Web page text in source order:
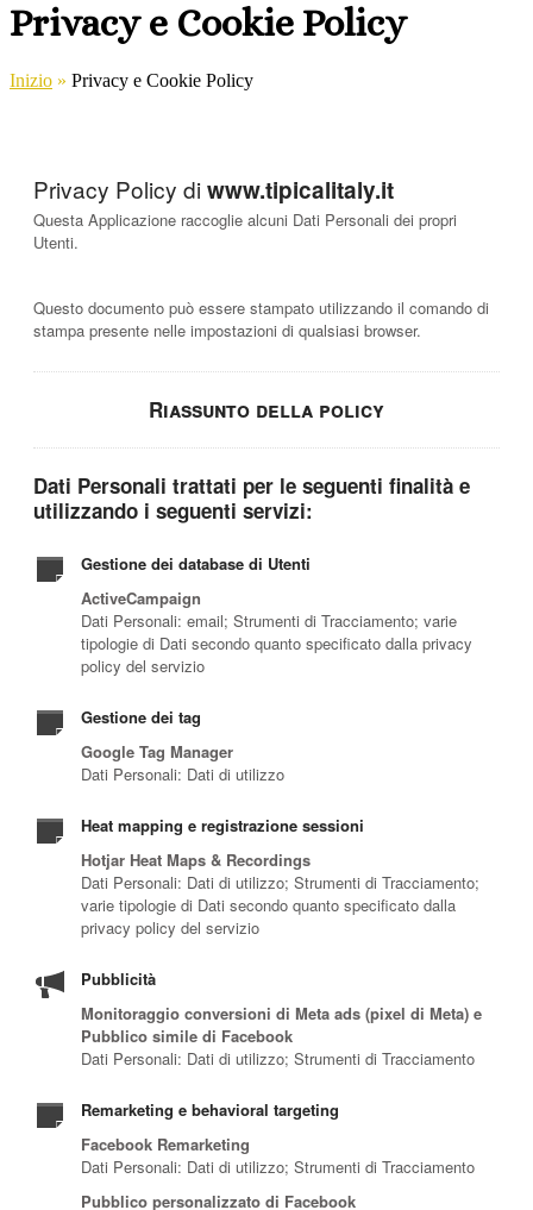
Privacy e Cookie Policy
Inizio » Privacy e Cookie Policy
Privacy Policy di www.tipicalitaly.it
Questa Applicazione raccoglie alcuni Dati Personali dei propri
Utenti.
Questo documento può essere stampato utilizzando il comando di
stampa presente nelle impostazioni di qualsiasi browser.
Riassunto della policy
Dati Personali trattati per le seguenti finalità e
utilizzando i seguenti servizi:
Gestione dei database di Utenti
ActiveCampaign
Dati Personali: email; Strumenti di Tracciamento; varie
tipologie di Dati secondo quanto specificato dalla privacy
policy del servizio
Gestione dei tag
Google Tag Manager
Dati Personali: Dati di utilizzo
Heat mapping e registrazione sessioni
Hotjar Heat Maps & Recordings
Dati Personali: Dati di utilizzo; Strumenti di Tracciamento;
varie tipologie di Dati secondo quanto specificato dalla
privacy policy del servizio
Pubblicità
Monitoraggio conversioni di Meta ads (pixel di Meta) e
Pubblico simile di Facebook
Dati Personali: Dati di utilizzo; Strumenti di Tracciamento
Remarketing e behavioral targeting
Facebook Remarketing
Dati Personali: Dati di utilizzo; Strumenti di Tracciamento
Pubblico personalizzato di Facebook